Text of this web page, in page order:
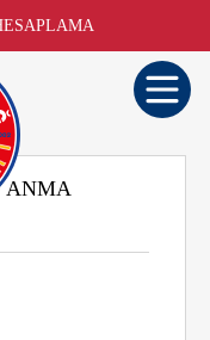
ANMA